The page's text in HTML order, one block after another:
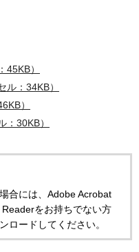
）
：34KB）
）
：30KB）
合には、Adobe Acrobat
をお持ちでない方
ロードしてください。